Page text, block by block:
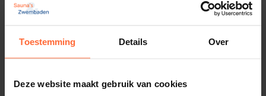
Toestemming Details Over
Deze website maakt gebruik van cookies
0,5 kg
Brio
Astral LumiPlus Flexi licht grijs
262,45